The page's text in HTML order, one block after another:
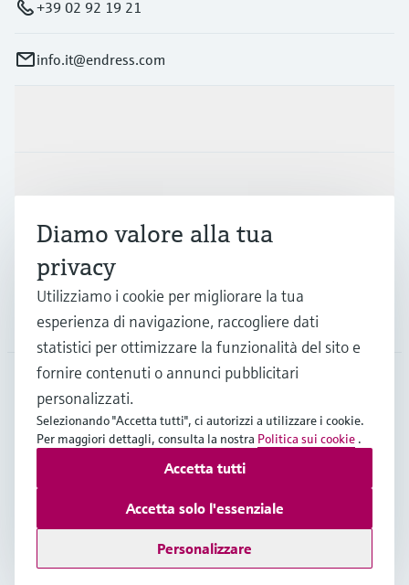
+39 02 92 19 21
info.it@endress.com
La società
ITA•Italiano
Copyright © Endress+Hauser Group Services AG
Condizioni generali di fornitura e di servizio
Diamo valore alla tua
privacy
Utilizziamo i cookie per migliorare la tua
esperienza di navigazione, raccogliere dati
statistici per ottimizzare la funzionalità del sito e
fornire contenuti o annunci pubblicitari
personalizzati.
Selezionando "Accetta tutti", ci autorizzi a utilizzare i cookie.
Per maggiori dettagli, consulta la nostra Politica sui cookie .
Personalizzare
Accetta solo l'essenziale
Accetta tutti